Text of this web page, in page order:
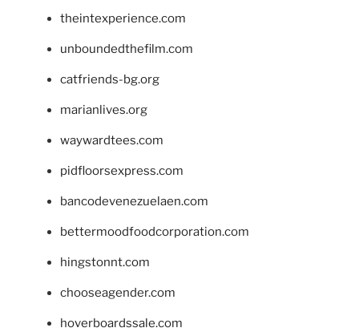
theintexperience.com
unboundedthefilm.com
catfriends-bg.org
marianlives.org
waywardtees.com
pidfloorsexpress.com
bancodevenezuelaen.com
bettermoodfoodcorporation.com
hingstonnt.com
chooseagender.com
hoverboardssale.com